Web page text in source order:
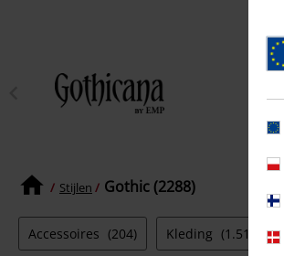
Stijlen Gothic (2288)
Accessoires (204) Kleding (1.516)